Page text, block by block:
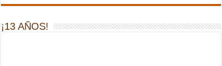
¡13 AÑOS!